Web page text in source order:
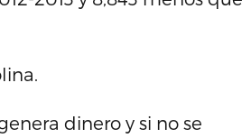
dinero y si no se